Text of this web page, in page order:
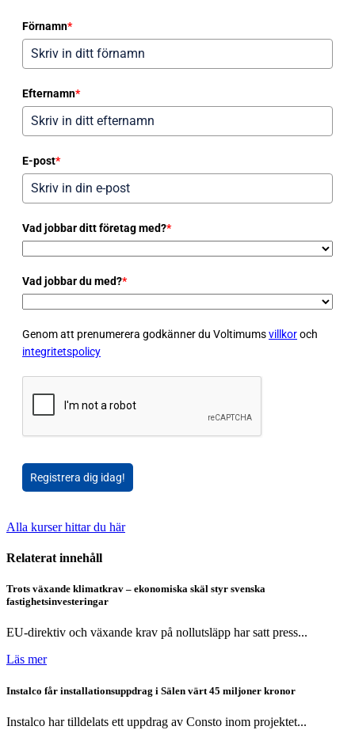
Förnamn*
Efternamn*
E-post*
Vad jobbar ditt företag med?*
Vad jobbar du med?*
Genom att prenumerera godkänner du Voltimumsvillkoroch
integritetspolicy
Registrera dig idag!
Alla kurser hittar du här
Relaterat innehåll
Trots växande klimatkrav – ekonomiska skäl styr svenska
fastighetsinvesteringar
EU-direktiv och växande krav på nollutsläpp har satt press...
Läs mer
Instalco får installationsuppdrag i Sälen värt 45 miljoner kronor
Instalco har tilldelats ett uppdrag av Consto inom projektet...